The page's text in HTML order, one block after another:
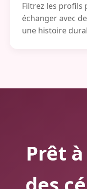
Filtrez les profils
échanger avec
une histoire
Prêt